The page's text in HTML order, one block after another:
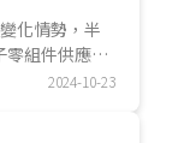
化情勢，半
零組件供應鏈
2024-10-23